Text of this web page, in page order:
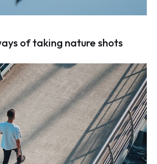
of taking nature shots